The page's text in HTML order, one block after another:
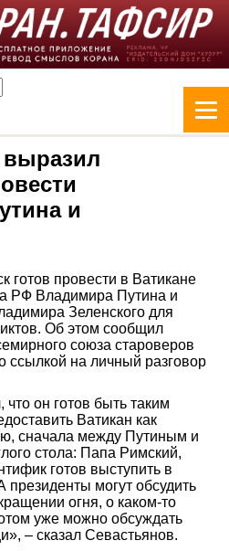
и
готов провести в Ватикане
РФ Владимира Путина и
Зеленского для
Об этом сообщил
союза староверов
ссылкой на личный разговор
он готов быть таким
Ватикан как
сначала между Путиным и
стола: Папа Римский,
готов выступить в
президенты могут обсудить
огня, о каком-то
уже можно обсуждать
– сказал Севастьянов.